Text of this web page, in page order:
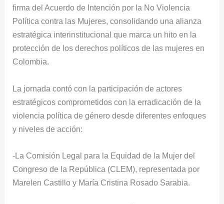
firma del Acuerdo de Intención por la No Violencia
Política contra las Mujeres, consolidando una alianza
estratégica interinstitucional que marca un hito en la
protección de los derechos políticos de las mujeres en
Colombia.
La jornada contó con la participación de actores
estratégicos comprometidos con la erradicación de la
violencia política de género desde diferentes enfoques
y niveles de acción:
-La Comisión Legal para la Equidad de la Mujer del
Congreso de la República (CLEM), representada por
Marelen Castillo y María Cristina Rosado Sarabia.